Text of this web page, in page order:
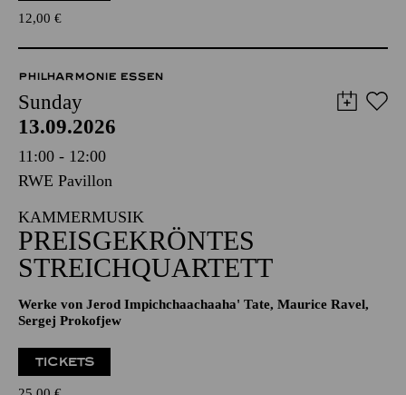
12,00 €
PHILHARMONIE ESSEN
Sunday
13.09.2026
11:00 - 12:00
RWE Pavillon
KAMMERMUSIK
PREISGEKRÖNTES
STREICHQUARTETT
Werke von Jerod Impichchaachaaha' Tate, Maurice Ravel,
Sergej Prokofjew
TICKETS